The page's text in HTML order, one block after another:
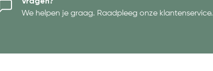
We helpen je graag. Raadpleeg onze klantenservice.